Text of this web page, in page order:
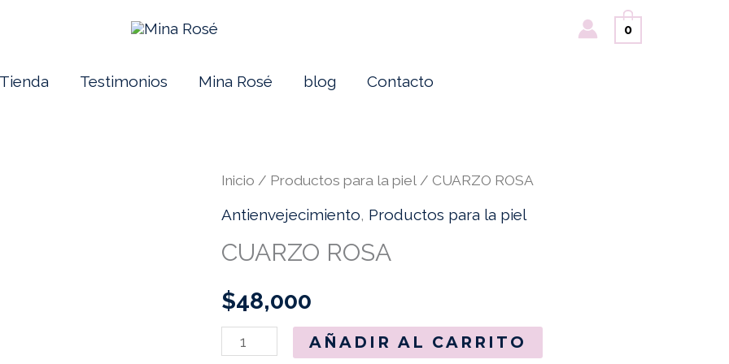
0
Tienda Testimonios Mina Rosé blog Contacto
Inicio / Productos para la piel / CUARZO ROSA
Antienvejecimiento, Productos para la piel
CUARZO ROSA
$48,000
CUARZO
ROSA
AÑADIR AL CARRITO